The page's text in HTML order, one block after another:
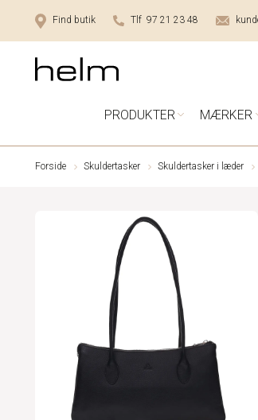
Find butik Tlf 97 21 23 48
PRODUKTER MÆRKER
Forside Skuldertasker Skuldertasker i læder